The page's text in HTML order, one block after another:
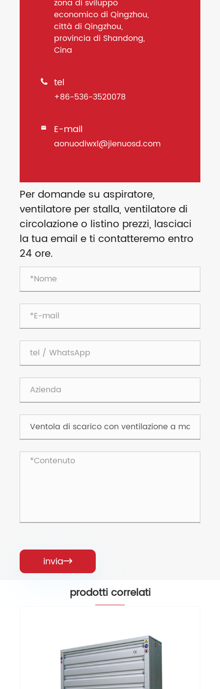
zona di sviluppo
economico di Qingzhou,
città di Qingzhou,
provincia di Shandong,
Cina
 tel
+86-536-3520078
 E-mail
aonuodiwxl@jienuosd.com
Per domande su aspiratore,
ventilatore per stalla, ventilatore di
circolazione o listino prezzi, lasciaci
la tua email e ti contatteremo entro
24 ore.
invia
prodotti correlati